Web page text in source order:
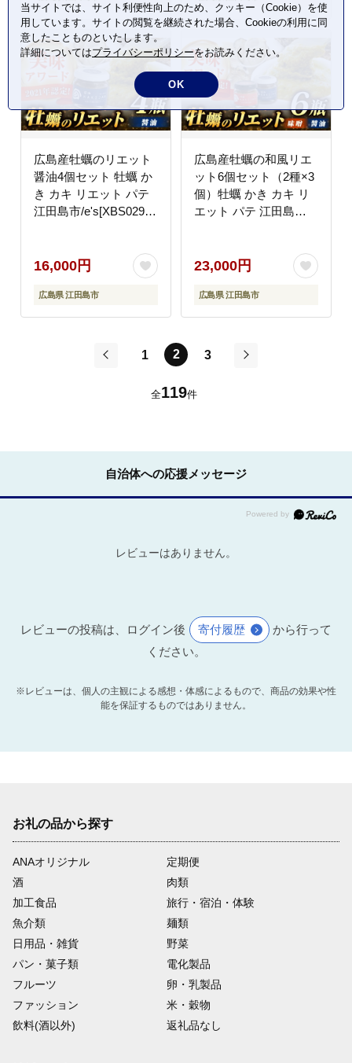
広島産牡蠣のリエット
醤油4個セット 牡蠣 か
き カキ リエット パテ
江田島市/e's[XBS029]
16,000円
広島県 江田島市
広島産牡蠣の和風リエ
ット6個セット（2種×3
個）牡蠣 かき カキ リ
エット パテ 江田島
23,000円
広島県 江田島市
1 2
3
全119件
自治体への応援メッセージ
レビューはありません。
レビューの投稿は、ログイン後 寄付履歴
から行って
ください。
※レビューは、個人の主観による感想・体感によるもので、商品の効果や性
能を保証するものではありません。
お礼の品から探す
ANAオリジナル
定期便
酒
肉類
加工食品
旅行・宿泊・体験
魚介類
麺類
日用品・雑貨
野菜
パン・菓子類
電化製品
フルーツ
卵・乳製品
ファッション
米・穀物
飲料(酒以外)
返礼品なし
当サイトでは、サイト利便性向上のため、クッキー（Cookie）を使
用しています。サイトの閲覧を継続された場合、Cookieの利用に同
意したことものといたします。
詳細についてはプライバシーポリシーをお読みください。
OK